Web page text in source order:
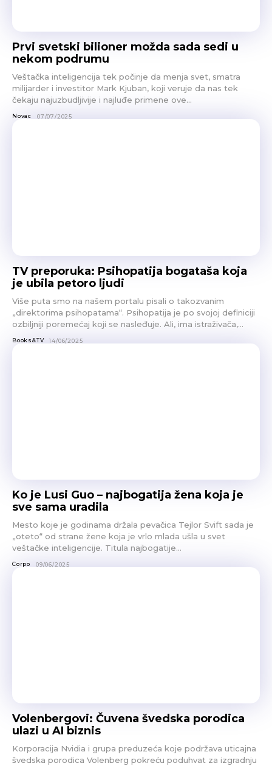
Prvi svetski bilioner možda sada sedi u
nekom podrumu
Veštačka inteligencija tek počinje da menja svet, smatra
milijarder i investitor Mark Kjuban, koji veruje da nas tek
čekaju najuzbudljivije i najluđe primene ove...
Novac 07/07/2025
TV preporuka: Psihopatija bogataša koja
je ubila petoro ljudi
Više puta smo na našem portalu pisali o takozvanim
„direktorima psihopatama“. Psihopatija je po svojoj definiciji
ozbiljniji poremećaj koji se nasleđuje. Ali, ima istraživača,...
Books&TV 14/06/2025
Ko je Lusi Guo – najbogatija žena koja je
sve sama uradila
Mesto koje je godinama držala pevačica Tejlor Svift sada je
„oteto“ od strane žene koja je vrlo mlada ušla u svet
veštačke inteligencije. Titula najbogatije...
Corpo 09/06/2025
Volenbergovi: Čuvena švedska porodica
ulazi u AI biznis
Korporacija Nvidia i grupa preduzeća koje podržava uticajna
švedska porodica Volenberg pokreću poduhvat za izgradnju